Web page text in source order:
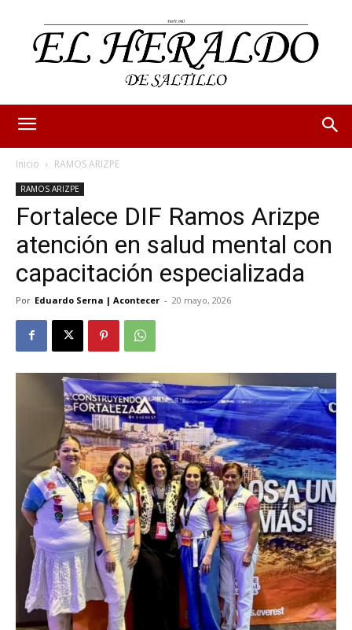
Inicio RAMOS ARIZPE
RAMOS ARIZPE
Fortalece DIF Ramos Arizpe
atención en salud mental con
capacitación especializada
Por Eduardo Serna | Acontecer - 20 mayo, 2026